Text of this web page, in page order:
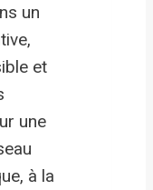
un
et
une
à la